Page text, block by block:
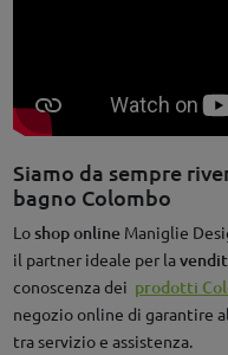
Siamo da sempre
bagno Colombo
Loshop onlineManiglie
il partner ideale per la
conoscenza dei prodotti
negozio online di garantire
tra servizio e assistenza.